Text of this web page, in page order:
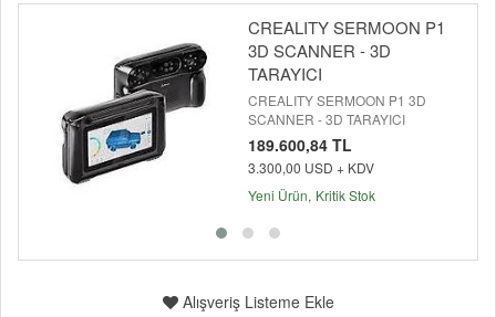
CREALITY SERMOON P1
3D SCANNER - 3D
TARAYICI
CREALITY SERMOON P1 3D
SCANNER - 3D TARAYICI
189.600,84 TL
3.300,00 USD + KDV
Yeni Ürün Kritik Stok
Alışveriş Listeme Ekle